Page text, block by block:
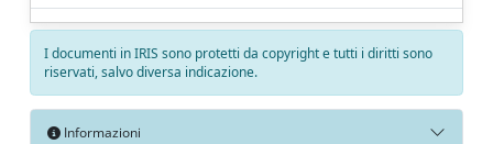
I documenti in IRIS sono protetti da copyright e tutti i diritti sono
riservati, salvo diversa indicazione.
Informazioni